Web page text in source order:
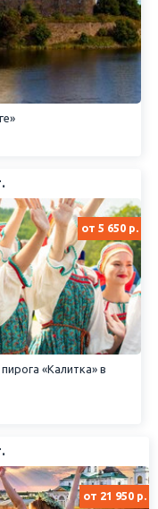
от 5 650 р.
«Калитка» в
от 21 950 р.